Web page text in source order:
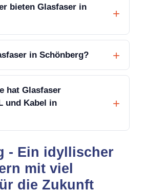
bieten Glasfaser in
in Schönberg?
hat Glasfaser
und Kabel in
- Ein idyllischer
mit viel
die Zukunft